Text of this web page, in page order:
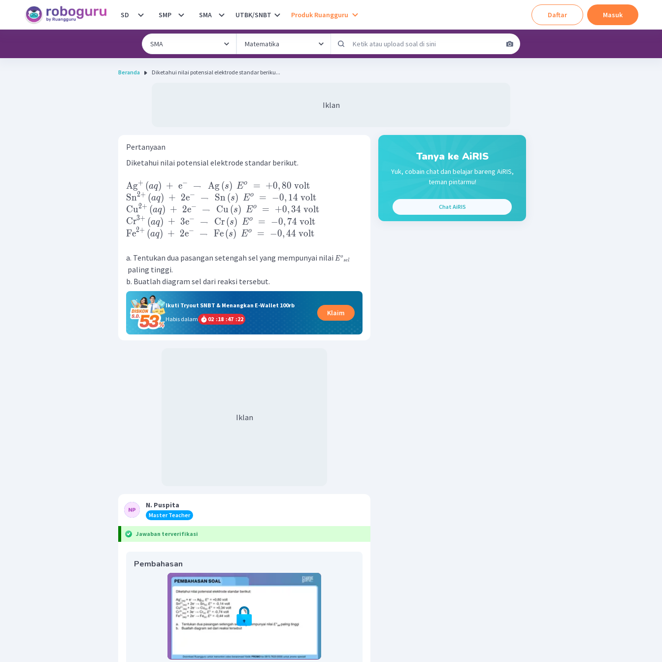
SD SMP SMA UTBK/SNBT Produk Ruangguru Daftar Masuk
Beranda Diketahui nilai potensial elektrode standar beriku...
Iklan
Pertanyaan
Diketahui nilai potensial elektrode standar berikut.
Ag+ (aq) + e− → Ag (s) Eo = +0,80 volt
Sn2+ (aq) + 2e− → Sn(s) Eo = −0, 14 volt
Cu2+ (aq) + 2e− → Cu(s) Eo = +0, 34 volt
Cr3+ (aq) + 3e− → Cr(s) Eo = −0, 74 volt
Fe2+ (aq) + 2e− → Fe(s) Eo = −0,44 volt
a. Tentukan dua pasangan setengah sel yang mempunyai nilai Eo
sel
paling tinggi.
b. Buatlah diagram sel dari reaksi tersebut.
Ikuti Tryout SNBT & Menangkan E-Wallet 100rb
Habis dalam
02 :18 :47 :21
Klaim
Iklan
N. Puspita
Master Teacher
Jawaban terverifikasi
Pembahasan
Tanya ke AiRIS
Yuk, cobain chat dan belajar bareng AiRIS,
teman pintarmu!
Chat AiRIS